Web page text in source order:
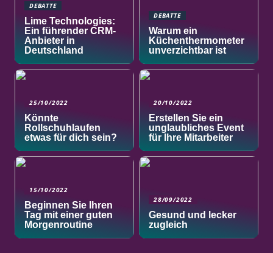
DEBATTE
Lime Technologies:
Ein führender CRM-
Anbieter in
Deutschland
DEBATTE
Warum ein
Küchenthermometer
unverzichtbar ist
25/10/2022
Könnte
Rollschuhlaufen
etwas für dich sein?
20/10/2022
Erstellen Sie ein
unglaubliches Event
für Ihre Mitarbeiter
15/10/2022
Beginnen Sie Ihren
Tag mit einer guten
Morgenroutine
28/09/2022
Gesund und lecker
zugleich